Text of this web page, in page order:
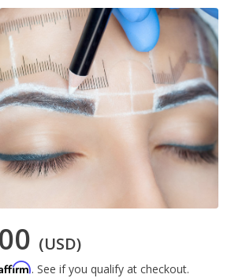
(USD)
. See if you qualify at checkout.